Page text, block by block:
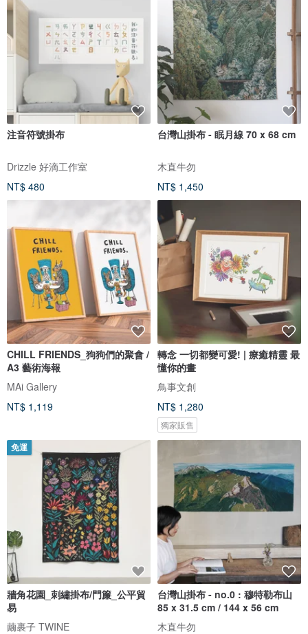
注音符號掛布
Drizzle 好滴工作室
NT$ 480
台灣山掛布 - 眠月線 70 x 68 cm
木直牛勿
NT$ 1,450
CHILL FRIENDS_狗狗們的聚會 /
A3 藝術海報
MAi Gallery
NT$ 1,119
轉念 一切都變可愛! | 療癒精靈 最
懂你的畫
鳥事文創
NT$ 1,280
獨家販售
免運
牆角花園_刺繡掛布/門簾_公平貿
易
繭裹子 TWINE
台灣山掛布 - no.0 : 穆特勒布山
85 x 31.5 cm / 144 x 56 cm
木直牛勿